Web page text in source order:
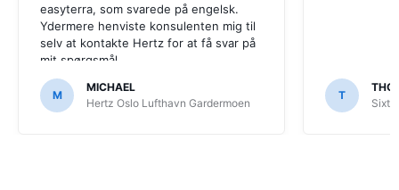
easyterra, som svarede på engelsk.
Ydermere henviste konsulenten mig til
selv at kontakte Hertz for at få svar på
mit spørgsmål.
M
MICHAEL
Hertz Oslo Lufthavn Gardermoen
T
Sixt